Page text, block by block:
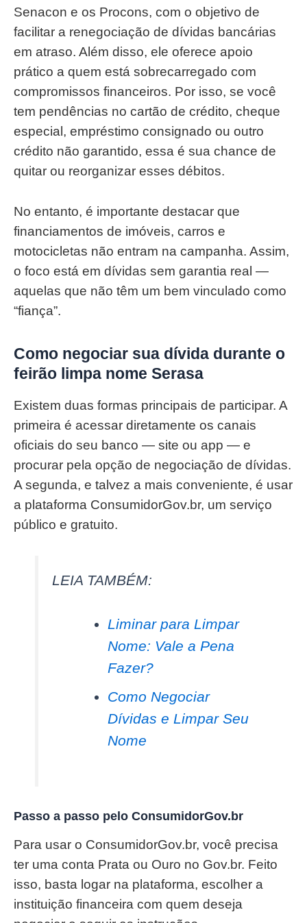
Senacon e os Procons, com o objetivo de
facilitar a renegociação de dívidas bancárias
em atraso. Além disso, ele oferece apoio
prático a quem está sobrecarregado com
compromissos financeiros. Por isso, se você
tem pendências no cartão de crédito, cheque
especial, empréstimo consignado ou outro
crédito não garantido, essa é sua chance de
quitar ou reorganizar esses débitos.
No entanto, é importante destacar que
financiamentos de imóveis, carros e
motocicletas não entram na campanha. Assim,
o foco está em dívidas sem garantia real —
aquelas que não têm um bem vinculado como
“fiança”.
Como negociar sua dívida durante o
feirão limpa nome Serasa
Existem duas formas principais de participar. A
primeira é acessar diretamente os canais
oficiais do seu banco — site ou app — e
procurar pela opção de negociação de dívidas.
A segunda, e talvez a mais conveniente, é usar
a plataforma ConsumidorGov.br, um serviço
público e gratuito.
LEIA TAMBÉM:
Liminar para Limpar
Nome: Vale a Pena
Fazer?
Como Negociar
Dívidas e Limpar Seu
Nome
Passo a passo pelo ConsumidorGov.br
Para usar o ConsumidorGov.br, você precisa
ter uma conta Prata ou Ouro no Gov.br. Feito
isso, basta logar na plataforma, escolher a
instituição financeira com quem deseja